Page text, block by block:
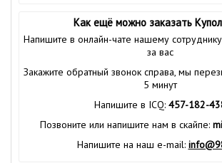
Как ещё можно заказать
Напишите в онлайн-чате нашему
за вас
Закажите обратный звонок справа, мы
5 минут
Напишите в ICQ: 457-182-
Позвоните или напишите нам в скайпе:
Напишите на наш e-mail: